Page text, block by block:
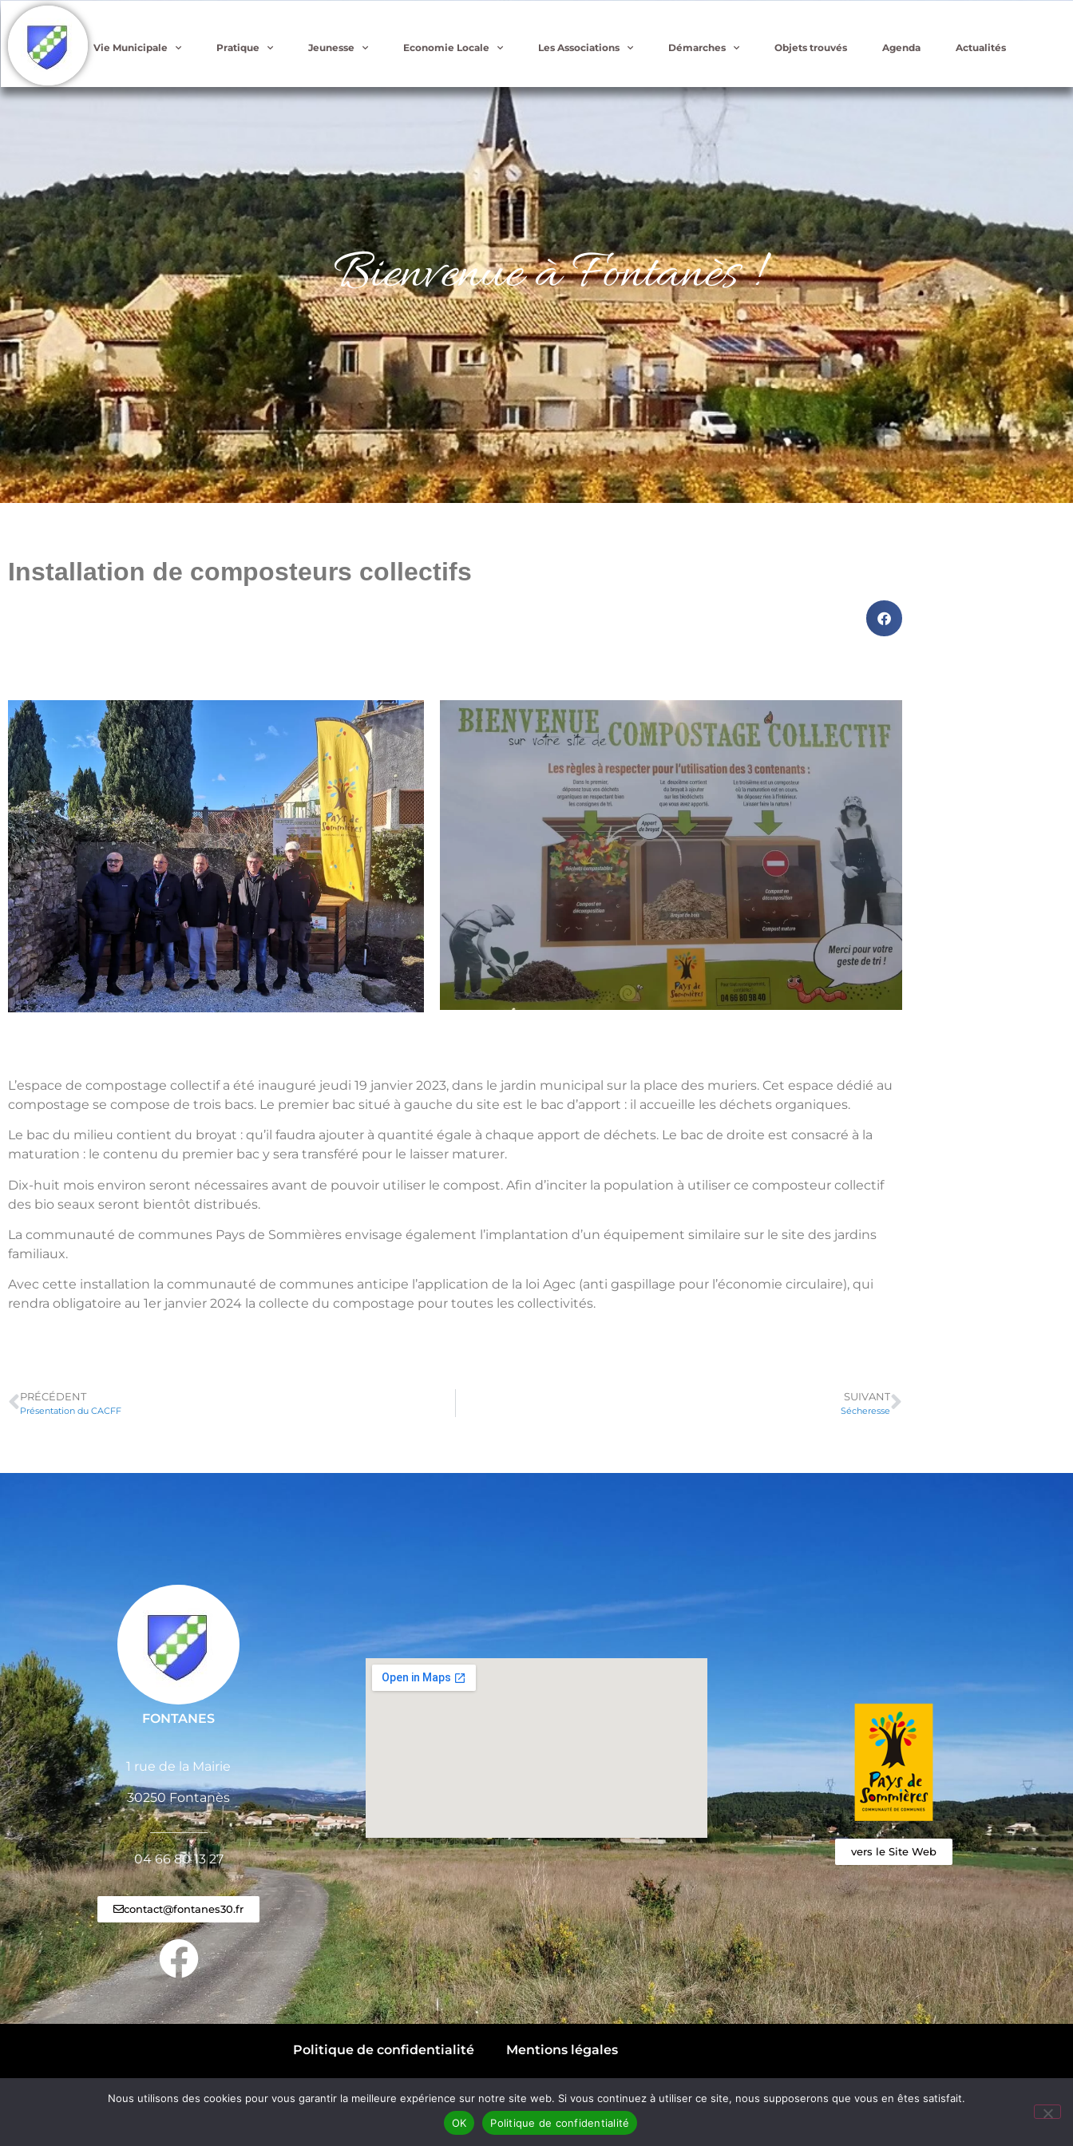
Vie Municipale Pratique Jeunesse Economie Locale Les Associations Démarches Objets trouvés Agenda Actualités
Bienvenue à Fontanès !
Installation de composteurs collectifs
L’espace de compostage collectif a été inauguré jeudi 19 janvier 2023, dans le jardin municipal sur la place des muriers. Cet espace dédié au
compostage se compose de trois bacs. Le premier bac situé à gauche du site est le bac d’apport : il accueille les déchets organiques.
Le bac du milieu contient du broyat : qu’il faudra ajouter à quantité égale à chaque apport de déchets. Le bac de droite est consacré à la
maturation : le contenu du premier bac y sera transféré pour le laisser maturer.
Dix-huit mois environ seront nécessaires avant de pouvoir utiliser le compost. Afin d’inciter la population à utiliser ce composteur collectif
des bio seaux seront bientôt distribués.
La communauté de communes Pays de Sommières envisage également l’implantation d’un équipement similaire sur le site des jardins
familiaux.
Avec cette installation la communauté de communes anticipe l’application de la loi Agec (anti gaspillage pour l’économie circulaire), qui
rendra obligatoire au 1er janvier 2024 la collecte du compostage pour toutes les collectivités.
PRÉCÉDENT
Présentation du CACFF
SUIVANT
Sécheresse
FONTANES
1 rue de la Mairie
30250 Fontanès
_________
04 66 80 13 27
contact@fontanes30.fr
vers le Site Web
Politique de confidentialité Mentions légales
La Web Factory
Nous utilisons des cookies pour vous garantir la meilleure expérience sur notre site web. Si vous continuez à utiliser ce site, nous supposerons que vous en êtes satisfait.
OK
Politique de confidentialité